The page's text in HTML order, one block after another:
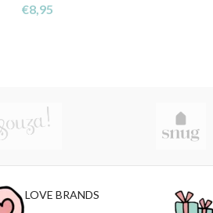
€8,95
LOVE BRANDS